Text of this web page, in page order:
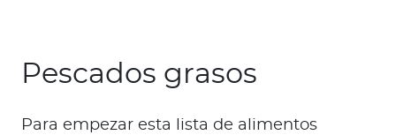
Pescados grasos
Para empezar esta lista de alimentos